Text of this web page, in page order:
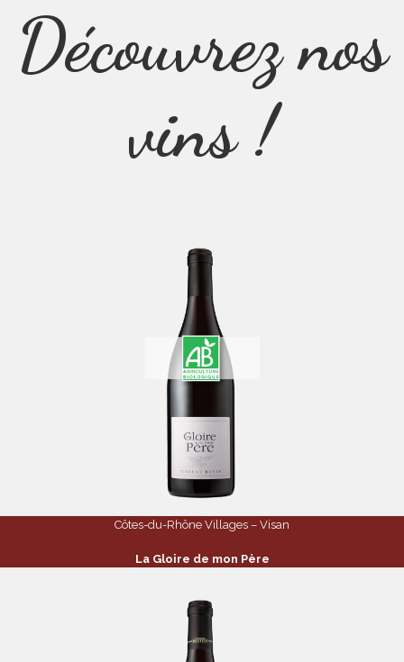
Découvrez nos
vins !
Côtes-du-Rhône Villages – Visan
La Gloire de mon Père